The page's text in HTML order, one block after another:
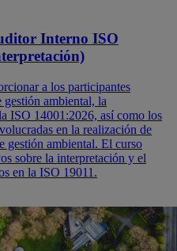
Interno ISO
a los participantes
gestión ambiental, la
ISO 14001:2026, así como los
en la realización de
gestión ambiental. El curso
sobre la interpretación y el
en la ISO 19011.